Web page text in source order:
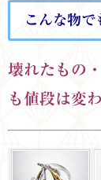
こんな物で
壊れたもの
も値段は変